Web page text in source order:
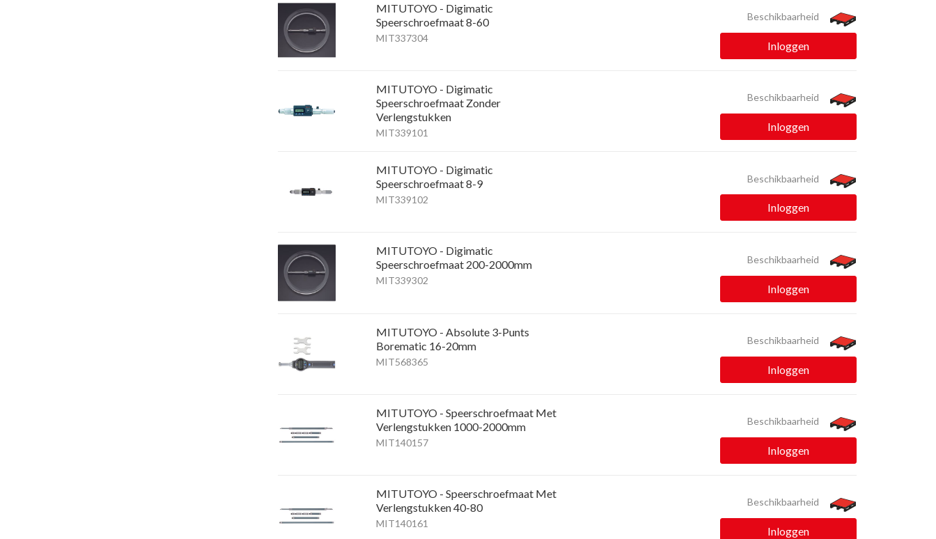
MITUTOYO - Digimatic
Speerschroefmaat 8-60
MIT337304
Beschikbaarheid
Inloggen
MITUTOYO - Digimatic
Speerschroefmaat Zonder
Verlengstukken
MIT339101
Beschikbaarheid
Inloggen
MITUTOYO - Digimatic
Speerschroefmaat 8-9
MIT339102
Beschikbaarheid
Inloggen
MITUTOYO - Digimatic
Speerschroefmaat 200-2000mm
MIT339302
Beschikbaarheid
Inloggen
MITUTOYO - Absolute 3-Punts
Borematic 16-20mm
MIT568365
Beschikbaarheid
Inloggen
MITUTOYO - Speerschroefmaat Met
Verlengstukken 1000-2000mm
MIT140157
Beschikbaarheid
Inloggen
MITUTOYO - Speerschroefmaat Met
Verlengstukken 40-80
MIT140161
Beschikbaarheid
Inloggen